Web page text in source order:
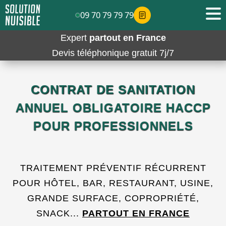
Expert partout en France
Devis téléphonique gratuit 7j/7
CONTRAT DE SANITATION
ANNUEL OBLIGATOIRE HACCP
POUR PROFESSIONNELS
TRAITEMENT PRÉVENTIF RÉCURRENT
POUR HÔTEL, BAR, RESTAURANT, USINE,
GRANDE SURFACE, COPROPRIÉTÉ,
SNACK... PARTOUT EN FRANCE
09 70 79 79 79